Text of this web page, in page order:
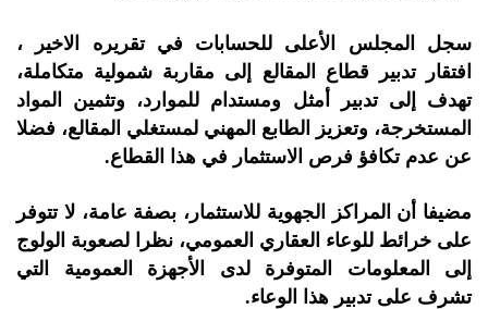
سجل المجلس الأعلى للحسابات في تقريره الاخير ،
افتقار تدبير قطاع المقالع إلى مقاربة شمولية متكاملة،
تهدف إلى تدبير أمثل ومستدام للموارد، وتثمين المواد
المستخرجة، وتعزيز الطابع المهني لمستغلي المقالع، فضلا
عن عدم تكافؤ فرص الاستثمار في هذا القطاع.
مضيفا أن المراكز الجهوية للاستثمار، بصفة عامة، لا تتوفر
على خرائط للوعاء العقاري العمومي، نظرا لصعوبة الولوج
إلى المعلومات المتوفرة لدى الأجهزة العمومية التي
تشرف على تدبير هذا الوعاء.